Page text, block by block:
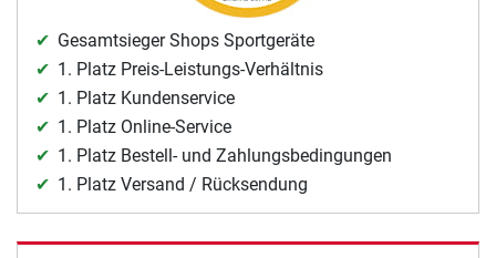
Gesamtsieger Shops Sportgeräte
1. Platz Preis-Leistungs-Verhältnis
1. Platz Kundenservice
1. Platz Online-Service
1. Platz Bestell- und Zahlungsbedingungen
1. Platz Versand / Rücksendung